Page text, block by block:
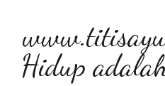
Hidup